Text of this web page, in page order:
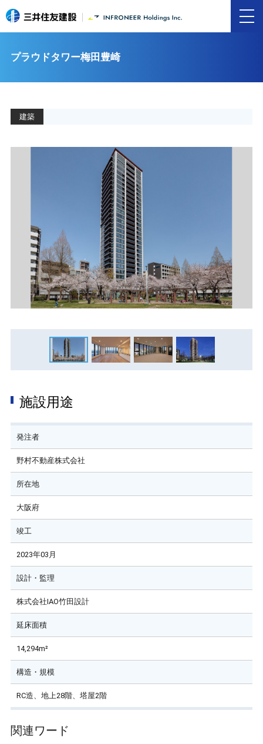
プラウドタワー梅田豊崎
建築
施設用途
発注者
野村不動産株式会社
所在地
大阪府
竣工
2023年03月
設計・監理
株式会社IAO竹田設計
延床面積
14,294m²
構造・規模
RC造、地上28階、塔屋2階
関連ワード